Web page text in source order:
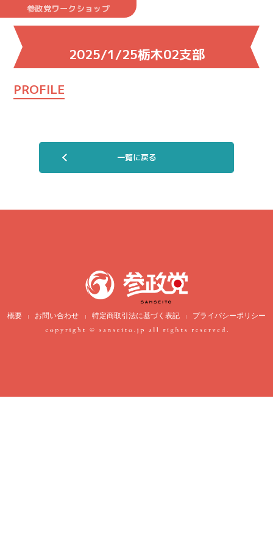
参政党ワークショップ
2025/1/25栃木02支部
PROFILE
一覧に戻る
概要 | お問い合わせ | 特定商取引法に基づく表記 | プライバシーポリシー